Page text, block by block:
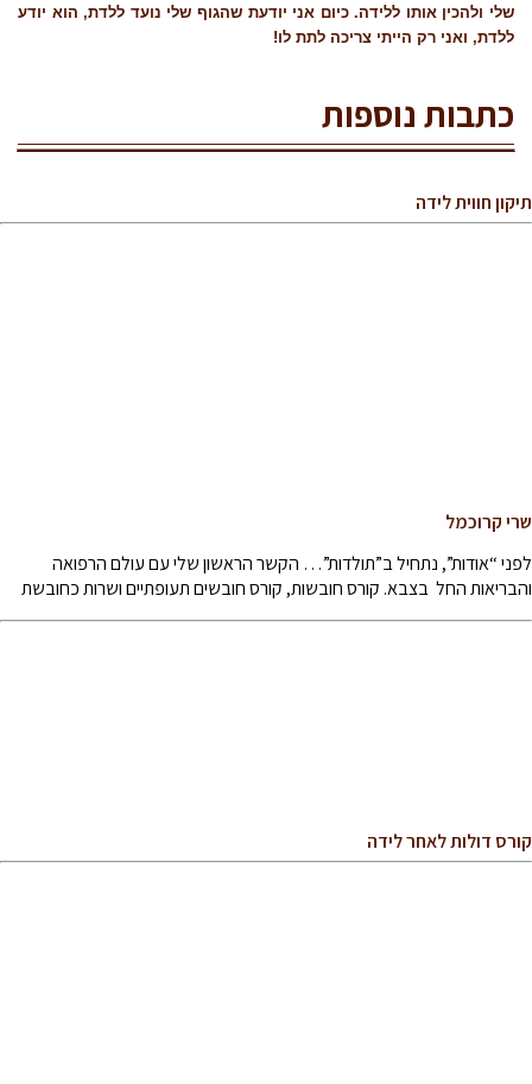
שלי ולהכין אותו ללידה. כיום אני יודעת שהגוף שלי נועד ללדת, הוא יודע
ללדת, ואני רק הייתי צריכה לתת לו!
כתבות נוספות
תיקון חווית לידה
שרי קרוכמל
לפני “אודות”, נתחיל ב”תולדות”… הקשר הראשון שלי עם עולם הרפואה
והבריאות החל בצבא. קורס חובשות, קורס חובשים תעופתיים ושרות כחובשת
קורס דולות לאחר לידה